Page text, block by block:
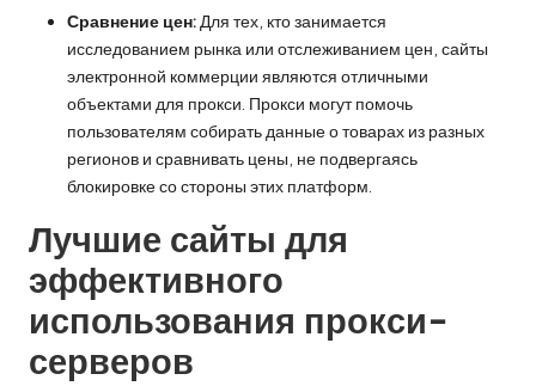
Сравнение цен:Для тех, кто занимается
исследованием рынка или отслеживанием цен, сайты
электронной коммерции являются отличными
объектами для прокси. Прокси могут помочь
пользователям собирать данные о товарах из разных
регионов и сравнивать цены, не подвергаясь
блокировке со стороны этих платформ.
Лучшие сайты для
эффективного
использования прокси-
серверов